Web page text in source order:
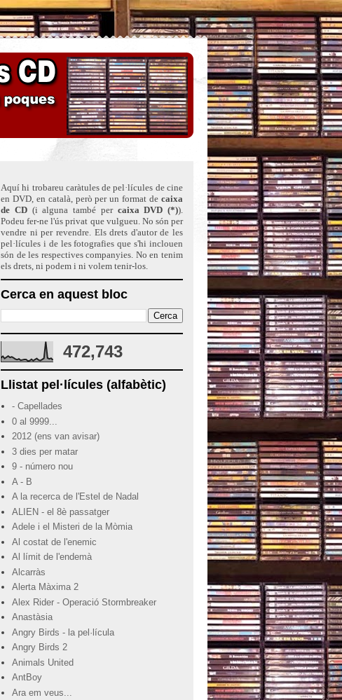
Aquí hi trobareu caràtules de pel·lícules de cine
en DVD, en català, però per un format de caixa
de CD(i alguna també per caixa DVD (*)).
Podeu fer-ne l'ús privat que vulgueu. No són per
vendre ni per revendre. Els drets d'autor de les
pel·lícules i de les fotografies que s'hi inclouen
són de les respectives companyies. No en tenim
els drets, ni podem i ni volem tenir-los.
Cerca en aquest bloc
472,743
Llistat pel·lícules (alfabètic)
- Capellades
0 al 9999...
2012 (ens van avisar)
3 dies per matar
9 - número nou
A - B
A la recerca de l'Estel de Nadal
ALIEN - el 8è passatger
Adele i el Misteri de la Mòmia
Al costat de l'enemic
Al límit de l'endemà
Alcarràs
Alerta Màxima 2
Alex Rider - Operació Stormbreaker
Anastàsia
Angry Birds - la pel·lícula
Angry Birds 2
Animals United
AntBoy
Ara em veus...